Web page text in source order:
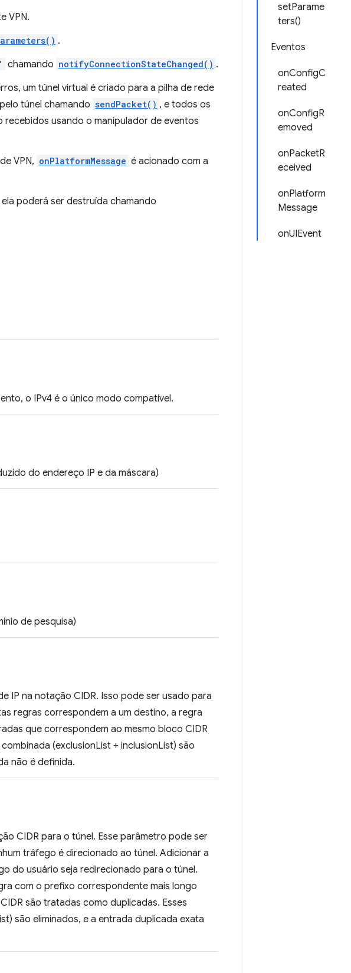
setParame
ters()
Eventos
onConfigC
reated
onConfigR
emoved
onPacketR
eceived
onPlatform
Message
onUIEvent
VPN.
.
chamando notifyConnectionStateChanged() .
um túnel virtual é criado para a pilha de rede
túnel chamando sendPacket() , e todos os
usando o manipulador de eventos
VPN, onPlatformMessage é acionado com a
poderá ser destruída chamando
o IPv4 é o único modo compatível.
do endereço IP e da máscara)
de pesquisa)
IP na notação CIDR. Isso pode ser usado para
regras correspondem a um destino, a regra
que correspondem ao mesmo bloco CIDR
(exclusionList + inclusionList) são
não é definida.
CIDR para o túnel. Esse parâmetro pode ser
tráfego é direcionado ao túnel. Adicionar a
do usuário seja redirecionado para o túnel.
com o prefixo correspondente mais longo
são tratadas como duplicadas. Esses
são eliminados, e a entrada duplicada exata